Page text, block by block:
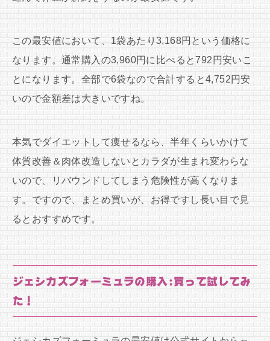
この最安値において、1袋あたり3,168円という価格に
なります。通常購入の3,960円に比べると792円安いこ
とになります。全部で6袋なので合計すると4,752円安
いので金額差は大きいですね。
本気でダイエットして痩せるなら、半年くらいかけて
体質改善＆肉体改造しないとカラダが生まれ変わらな
いので、リバウンドしてしまう危険性が高くなりま
す。ですので、まとめ買いが、お得ですし長い目で見
るとおすすめです。
ジェシカズフォーミュラの購入:買って試してみ
た！